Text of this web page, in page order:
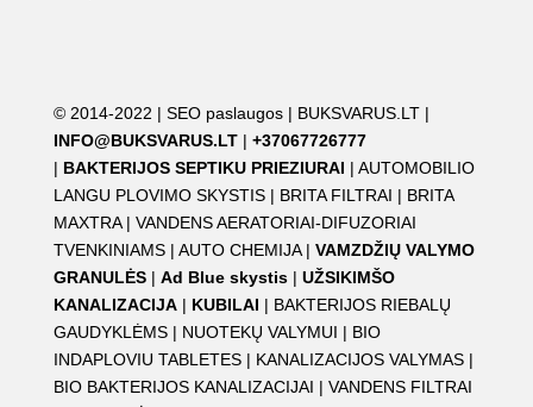
© 2014-2022 | SEO paslaugos| BUKSVARUS.LT|
INFO@BUKSVARUS.LT| +37067726777
| BAKTERIJOS SEPTIKU PRIEZIURAI | AUTOMOBILIO
LANGU PLOVIMO SKYSTIS| BRITA FILTRAI | BRITA
MAXTRA| VANDENS AERATORIAI-DIFUZORIAI
TVENKINIAMS| AUTO CHEMIJA | VAMZDŽIŲ VALYMO
GRANULĖS| Ad Blue skystis| UŽSIKIMŠO
KANALIZACIJA| KUBILAI | BAKTERIJOS RIEBALŲ
GAUDYKLĖMS| NUOTEKŲ VALYMUI | BIO
INDAPLOVIU TABLETES| KANALIZACIJOS VALYMAS|
BIO BAKTERIJOS KANALIZACIJAI | VANDENS FILTRAI